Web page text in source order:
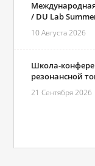
/ DU Lab
10 Августа 2026
Школа-
резонансной
21 Сентября 2026